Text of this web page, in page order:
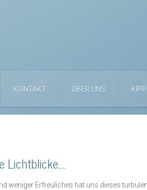
KONTAKT ÜBER UNS
Lichtblicke,…
weniger Erfreuliches hat uns dieses